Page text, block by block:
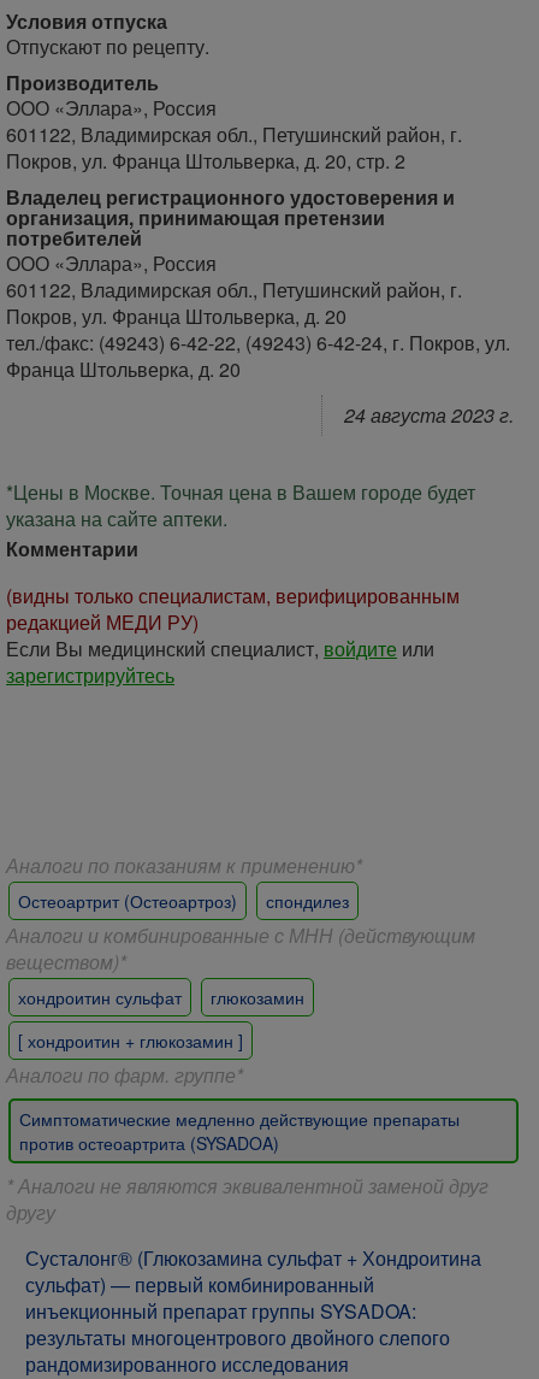
Условия отпуска
Отпускают по рецепту.
Производитель
ООО «Эллара», Россия
601122, Владимирская обл., Петушинский район, г.
Покров, ул. Франца Штольверка, д. 20, стр. 2
Владелец регистрационного удостоверения и
организация, принимающая претензии
потребителей
ООО «Эллара», Россия
601122, Владимирская обл., Петушинский район, г.
Покров, ул. Франца Штольверка, д. 20
тел./факс: (49243) 6-42-22, (49243) 6-42-24, г. Покров, ул.
Франца Штольверка, д. 20
24 августа 2023 г.
*Цены в Москве. Точная цена в Вашем городе будет
указана на сайте аптеки.
Комментарии
(видны только специалистам, верифицированным
редакцией МЕДИ РУ)
Если Вы медицинский специалист, войдите или
зарегистрируйтесь
Аналоги по показаниям к применению*
Остеоартрит (Остеоартроз) спондилез
Аналоги и комбинированные с МНН (действующим
веществом)*
хондроитин сульфат
глюкозамин
[ хондроитин + глюкозамин ]
Аналоги по фарм. группе*
Симптоматические медленно действующие препараты
против остеоартрита (SYSADOA)
* Аналоги не являются эквивалентной заменой друг
другу
Сусталонг® (Глюкозамина сульфат + Хондроитина
сульфат) — первый комбинированный
инъекционный препарат группы SYSADOA:
результаты многоцентрового двойного слепого
рандомизированного исследования